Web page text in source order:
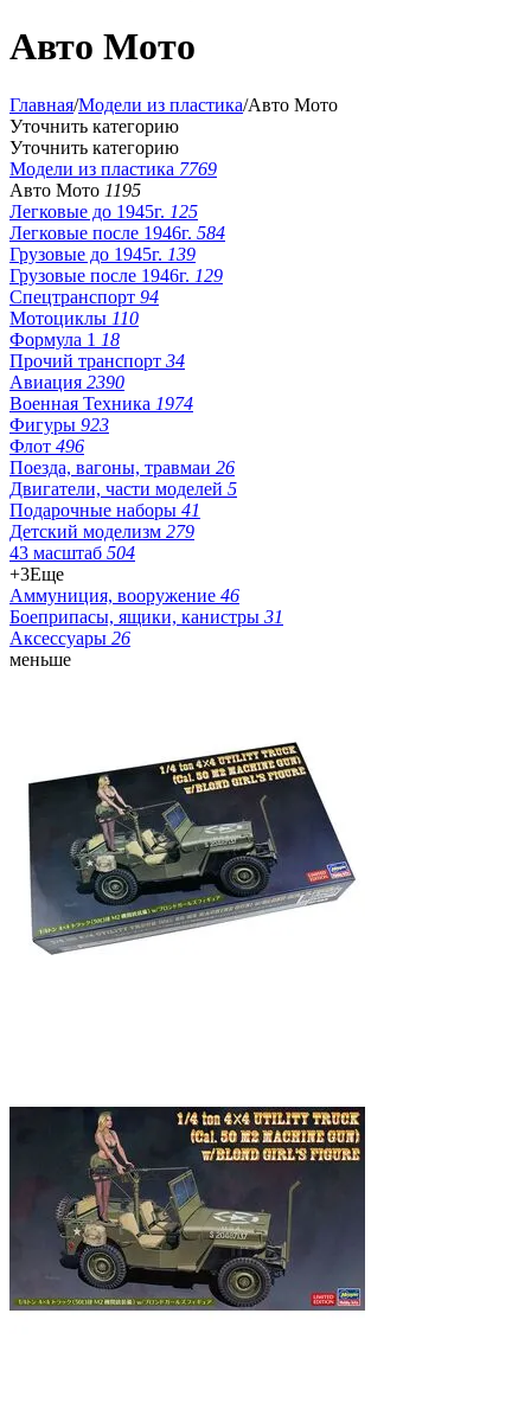
Авто Мото
Главная/Модели из пластика/Авто Мото
Уточнить категорию
Уточнить категорию
Модели из пластика 7769
Авто Мото 1195
Легковые до 1945г. 125
Легковые после 1946г. 584
Грузовые до 1945г. 139
Грузовые после 1946г. 129
Спецтранспорт 94
Мотоциклы 110
Формула 1 18
Прочий транспорт 34
Авиация 2390
Военная Техника 1974
Фигуры 923
Флот 496
Поезда, вагоны, травмаи 26
Двигатели, части моделей 5
Подарочные наборы 41
Детский моделизм 279
43 масштаб 504
+3Еще
Аммуниция, вооружение 46
Боеприпасы, ящики, канистры 31
Аксессуары 26
меньше